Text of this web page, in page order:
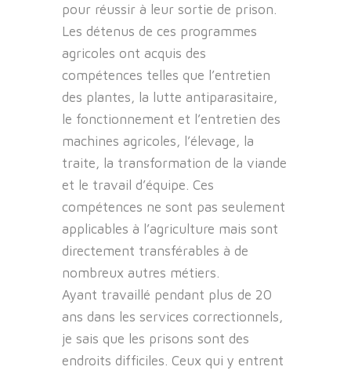
pour réussir à leur sortie de prison.
Les détenus de ces programmes
agricoles ont acquis des
compétences telles que l’entretien
des plantes, la lutte antiparasitaire,
le fonctionnement et l’entretien des
machines agricoles, l’élevage, la
traite, la transformation de la viande
et le travail d’équipe. Ces
compétences ne sont pas seulement
applicables à l’agriculture mais sont
directement transférables à de
nombreux autres métiers.
Ayant travaillé pendant plus de 20
ans dans les services correctionnels,
je sais que les prisons sont des
endroits difficiles. Ceux qui y entrent